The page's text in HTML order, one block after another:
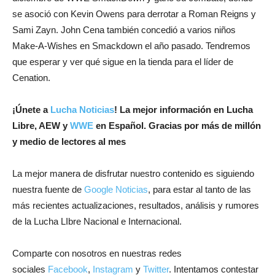
se asoció con Kevin Owens para derrotar a Roman Reigns y
Sami Zayn. John Cena también concedió a varios niños
Make-A-Wishes en Smackdown el año pasado. Tendremos
que esperar y ver qué sigue en la tienda para el líder de
Cenation.
¡Únete a Lucha Noticias! La mejor información en Lucha
Libre, AEW y WWE en Español. Gracias por más de millón
y medio de lectores al mes
La mejor manera de disfrutar nuestro contenido es siguiendo
nuestra fuente de Google Noticias, para estar al tanto de las
más recientes actualizaciones, resultados, análisis y rumores
de la Lucha LIbre Nacional e Internacional.
Comparte con nosotros en nuestras redes
sociales Facebook, Instagram y Twitter. Intentamos contestar